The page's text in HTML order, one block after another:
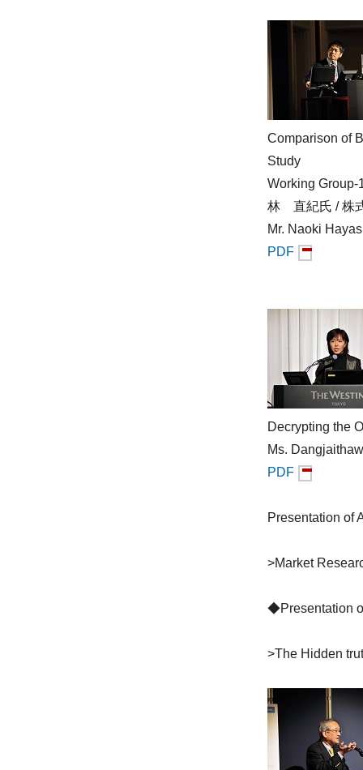
Comparison of
Study
Working
林 直紀氏 / 株
Mr. Naoki
PDF
Decrypting the
Ms.
PDF
Presentation of
>Market
◆Presentation
>The Hidden